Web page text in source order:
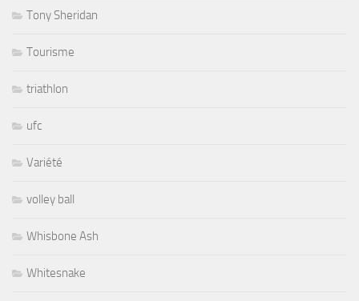
Tony Sheridan
Tourisme
triathlon
ufc
Variété
volley ball
Whisbone Ash
Whitesnake